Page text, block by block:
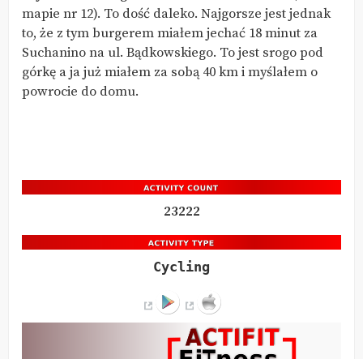
mapie nr 12). To dość daleko. Najgorsze jest jednak
to, że z tym burgerem miałem jechać 18 minut za
Suchanino na ul. Bądkowskiego. To jest srogo pod
górkę a ja już miałem za sobą 40 km i myślałem o
powrocie do domu.
23222
Cycling